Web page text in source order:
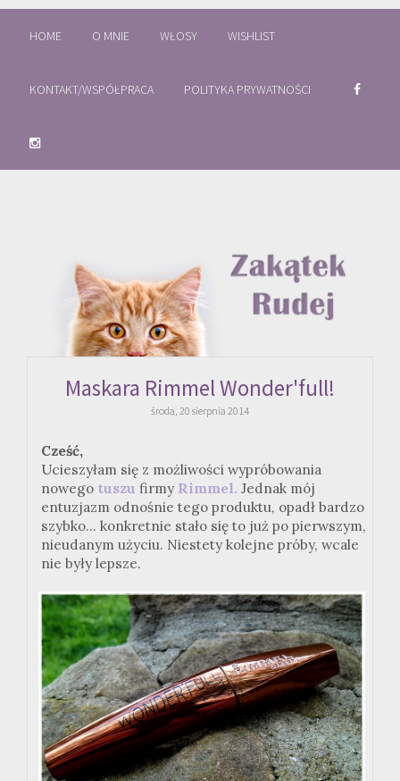
HOME O MNIE WŁOSY WISHLIST
KONTAKT/WSPÓŁPRACA POLITYKA PRYWATNOŚCI
Maskara Rimmel Wonder'full!
środa, 20 sierpnia 2014
Cześć,
Ucieszyłam się z możliwości wypróbowania
nowego tuszu firmyRimmel. Jednak mój
entuzjazm odnośnie tego produktu, opadł bardzo
szybko... konkretnie stało się to już po pierwszym,
nieudanym użyciu. Niestety kolejne próby, wcale
nie były lepsze.